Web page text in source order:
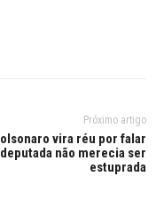
Próximo artigo
vira réu por falar
deputada não merecia ser
estuprada